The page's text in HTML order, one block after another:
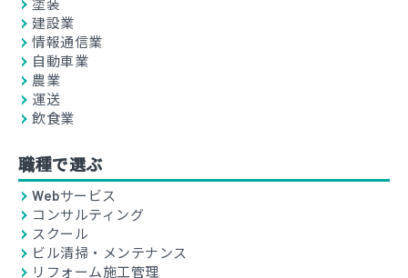
建設業
情報通信業
自動車業
農業
運送
飲食業
職種で選ぶ
Webサービス
コンサルティング
スクール
ビル清掃・メンテナンス
リフォーム施工管理